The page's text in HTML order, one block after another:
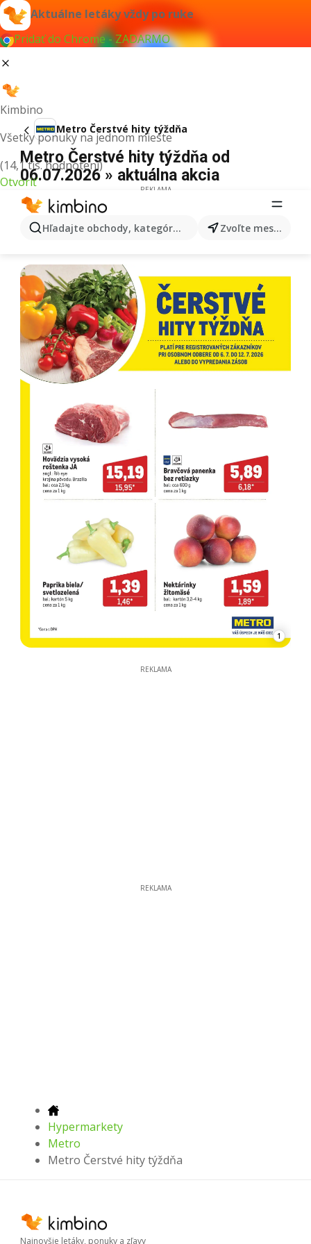
Aktuálne letáky vždy po ruke
Pridať do Chrome - ZADARMO
Kimbino
Všetky ponuky na jednom mieste
(14,1 tis. hodnotení)
Otvoriť
Hľadajte obchody, kategórie, produkty... Zvoľte mesto
Metro Čerstvé hity týždňa
Metro Čerstvé hity týždňa od
06.07.2026 » aktuálna akcia
REKLAMA
1
REKLAMA
REKLAMA
Hypermarkety
Metro
Metro Čerstvé hity týždňa
Najnovšie letáky, ponuky a zľavy